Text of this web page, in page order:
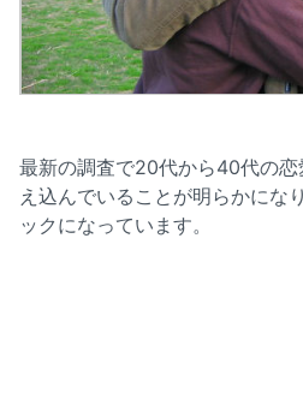
最新の調査で20代から40代の
え込んでいることが明らかにな
ックになっています。